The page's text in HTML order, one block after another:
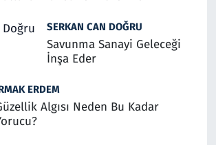
SERKAN CAN DOĞRU
Savunma Sanayi Geleceği
İnşa Eder
ERDEM
Algısı Neden Bu Kadar